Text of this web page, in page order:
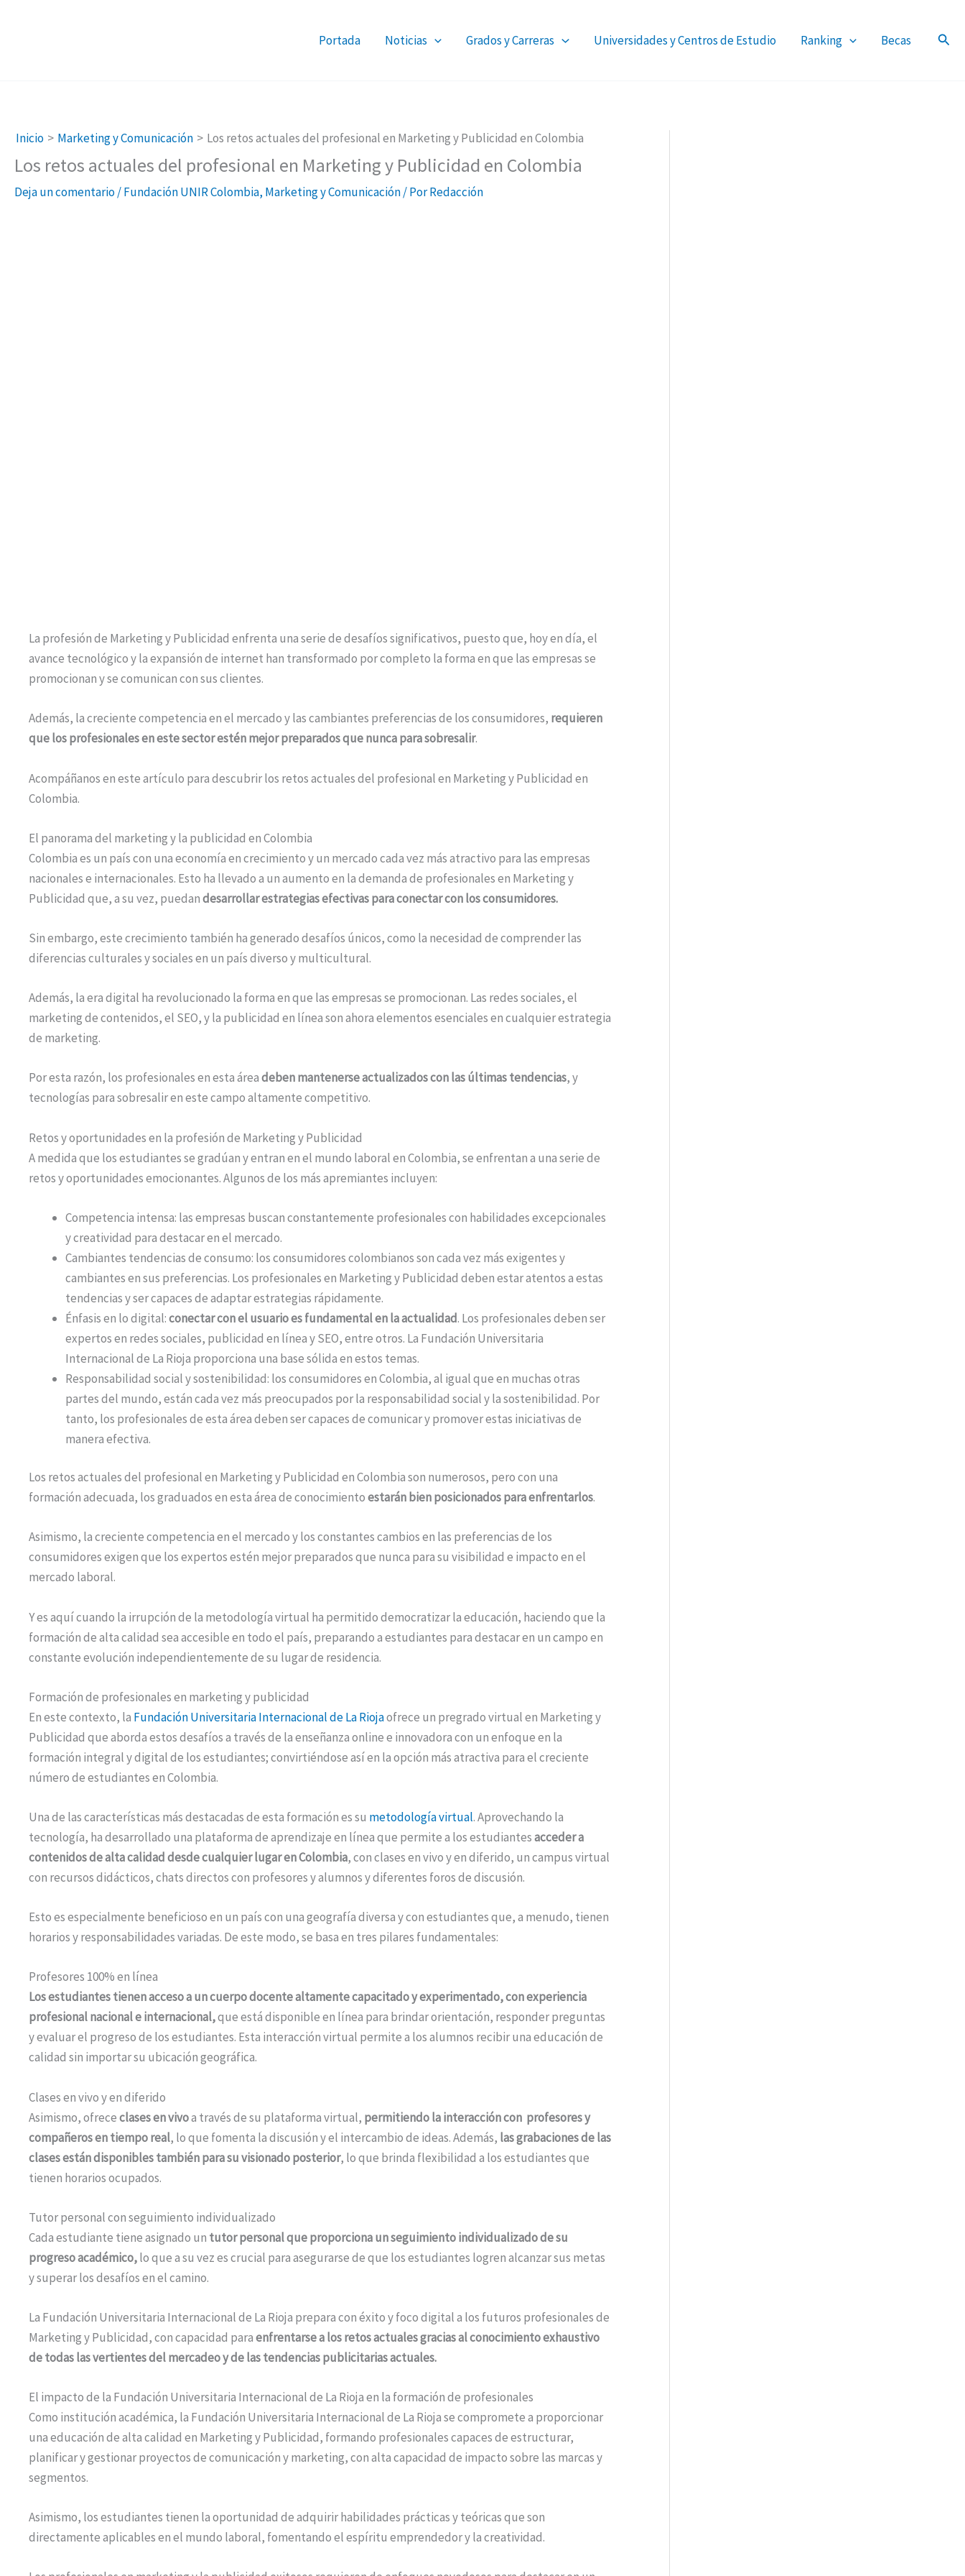
Portada Noticias Grados y Carreras Universidades y Centros de Estudio Ranking Becas
Inicio Marketing y Comunicación Los retos actuales del profesional en Marketing y Publicidad en Colombia
Los retos actuales del profesional en Marketing y Publicidad en Colombia
Deja un comentario/Fundación UNIR Colombia, Marketing y Comunicación/ PorRedacción
La profesión de Marketing y Publicidad enfrenta una serie de desafíos significativos, puesto que, hoy en día, el
avance tecnológico y la expansión de internet han transformado por completo la forma en que las empresas se
promocionan y se comunican con sus clientes.
Además, la creciente competencia en el mercado y las cambiantes preferencias de los consumidores, requieren
que los profesionales en este sector estén mejor preparados que nunca para sobresalir.
Acompáñanos en este artículo para descubrir los retos actuales del profesional en Marketing y Publicidad en
Colombia.
El panorama del marketing y la publicidad en Colombia
Colombia es un país con una economía en crecimiento y un mercado cada vez más atractivo para las empresas
nacionales e internacionales. Esto ha llevado a un aumento en la demanda de profesionales en Marketing y
Publicidad que, a su vez, puedandesarrollar estrategias efectivas para conectar con los consumidores.
Sin embargo, este crecimiento también ha generado desafíos únicos, como la necesidad de comprender las
diferencias culturales y sociales en un país diverso y multicultural.
Además, la era digital ha revolucionado la forma en que las empresas se promocionan. Las redes sociales, el
marketing de contenidos, el SEO, y la publicidad en línea son ahora elementos esenciales en cualquier estrategia
de marketing.
Por esta razón, los profesionales en esta áreadeben mantenerse actualizados con las últimas tendencias, y
tecnologías para sobresalir en este campo altamente competitivo.
Retos y oportunidades en la profesión de Marketing y Publicidad
A medida que los estudiantes se gradúan y entran en el mundo laboral en Colombia, se enfrentan a una serie de
retos y oportunidades emocionantes. Algunos de los más apremiantes incluyen:
Competencia intensa: las empresas buscan constantemente profesionales con habilidades excepcionales
y creatividad para destacar en el mercado.
Cambiantes tendencias de consumo: los consumidores colombianos son cada vez más exigentes y
cambiantes en sus preferencias. Los profesionales en Marketing y Publicidad deben estar atentos a estas
tendencias y ser capaces de adaptar estrategias rápidamente.
Énfasis en lo digital:conectar con el usuario es fundamental en la actualidad. Los profesionales deben ser
expertos en redes sociales, publicidad en línea y SEO, entre otros. La Fundación Universitaria
Internacional de La Rioja proporciona una base sólida en estos temas.
Responsabilidad social y sostenibilidad: los consumidores en Colombia, al igual que en muchas otras
partes del mundo, están cada vez más preocupados por la responsabilidad social y la sostenibilidad. Por
tanto, los profesionales de esta área deben ser capaces de comunicar y promover estas iniciativas de
manera efectiva.
Los retos actuales del profesional en Marketing y Publicidad en Colombia son numerosos, pero con una
formación adecuada, los graduados en esta área de conocimientoestarán bien posicionados para enfrentarlos.
Asimismo, la creciente competencia en el mercado y los constantes cambios en las preferencias de los
consumidores exigen que los expertos estén mejor preparados que nunca para su visibilidad e impacto en el
mercado laboral.
Y es aquí cuando la irrupción de la metodología virtual ha permitido democratizar la educación, haciendo que la
formación de alta calidad sea accesible en todo el país, preparando a estudiantes para destacar en un campo en
constante evolución independientemente de su lugar de residencia.
Formación de profesionales en marketing y publicidad
En este contexto, la Fundación Universitaria Internacional de La Riojaofrece un pregrado virtual en Marketing y
Publicidad que aborda estos desafíos a través de la enseñanza online e innovadora con un enfoque en la
formación integral y digital de los estudiantes; convirtiéndose así en la opción más atractiva para el creciente
número de estudiantes en Colombia.
Una de las características más destacadas de esta formación es su metodología virtual. Aprovechando la
tecnología, ha desarrollado una plataforma de aprendizaje en línea que permite a los estudiantesacceder a
contenidos de alta calidad desde cualquier lugar en Colombia, con clases en vivo y en diferido, un campus virtual
con recursos didácticos, chats directos con profesores y alumnos y diferentes foros de discusión.
Esto es especialmente beneficioso en un país con una geografía diversa y con estudiantes que, a menudo, tienen
horarios y responsabilidades variadas. De este modo, se basa en tres pilares fundamentales:
Profesores 100% en línea
Los estudiantes tienen acceso a un cuerpo docente altamente capacitado y experimentado, con experiencia
profesional nacional e internacional,que está disponible en línea para brindar orientación, responder preguntas
y evaluar el progreso de los estudiantes. Esta interacción virtual permite a los alumnos recibir una educación de
calidad sin importar su ubicación geográfica.
Clases en vivo y en diferido
Asimismo, ofrececlases en vivoa través de su plataforma virtual, permitiendo la interacción con profesores y
compañeros en tiempo real, lo que fomenta la discusión y el intercambio de ideas. Además, las grabaciones de las
clases están disponibles también para su visionado posterior, lo que brinda flexibilidad a los estudiantes que
tienen horarios ocupados.
Tutor personal con seguimiento individualizado
Cada estudiante tiene asignado un tutor personal que proporciona un seguimiento individualizado de su
progreso académico,lo que a su vez es crucial para asegurarse de que los estudiantes logren alcanzar sus metas
y superar los desafíos en el camino.
La Fundación Universitaria Internacional de La Rioja prepara con éxito y foco digital a los futuros profesionales de
Marketing y Publicidad, con capacidad paraenfrentarse a los retos actuales gracias al conocimiento exhaustivo
de todas las vertientes del mercadeo y de las tendencias publicitarias actuales.
El impacto de la Fundación Universitaria Internacional de La Rioja en la formación de profesionales
Como institución académica, la Fundación Universitaria Internacional de La Rioja se compromete a proporcionar
una educación de alta calidad en Marketing y Publicidad, formando profesionales capaces de estructurar,
planificar y gestionar proyectos de comunicación y marketing, con alta capacidad de impacto sobre las marcas y
segmentos.
Asimismo, los estudiantes tienen la oportunidad de adquirir habilidades prácticas y teóricas que son
directamente aplicables en el mundo laboral, fomentando el espíritu emprendedor y la creatividad.